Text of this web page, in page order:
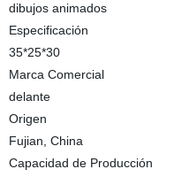
dibujos animados
Especificación
35*25*30
Marca Comercial
delante
Origen
Fujian, China
Capacidad de Producción